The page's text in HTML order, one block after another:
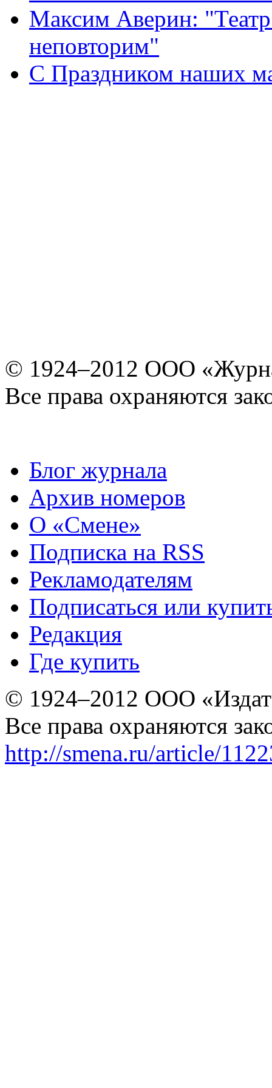
Максим Аверин:
неповторим"
С Праздником наших
© 1924–2012 ООО
Все права охраняются
Блог журнала
Архив номеров
О «Смене»
Подписка на RSS
Рекламодателям
Подписаться или
Редакция
Где купить
© 1924–2012 ООО
Все права охраняются
http://smena.ru/article/